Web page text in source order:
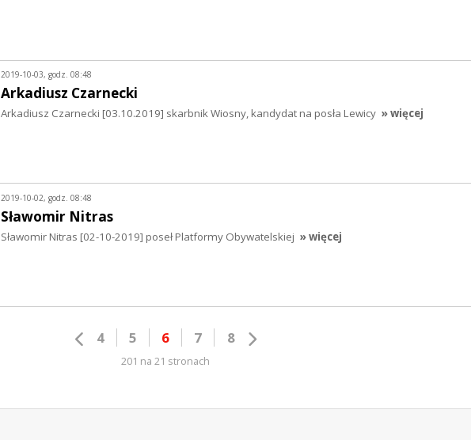
2019-10-03, godz. 08:48
Arkadiusz Czarnecki
Arkadiusz Czarnecki [03.10.2019] skarbnik Wiosny, kandydat na posła Lewicy » więcej
2019-10-02, godz. 08:48
Sławomir Nitras
Sławomir Nitras [02-10-2019] poseł Platformy Obywatelskiej » więcej
4 5 6 7 8
201 na 21 stronach